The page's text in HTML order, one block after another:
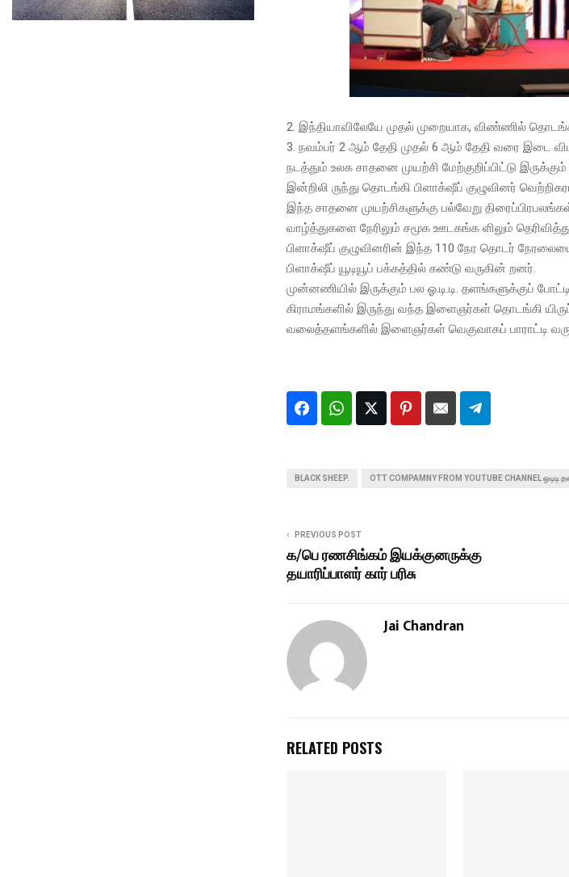
2. இந்தியாவிலேயே முதல் முறையாக, விண்ணில்
3. நவம்பர் 2 ஆம் தேதி முதல் 6 ஆம் தேதி வரை இடை
நடத்தும் உலக சாதனை முயற்சி மேற்குறிப்பிட்டு
இன்றிலி ருந்து தொடங்கி பிளாக்‌ஷீப் குழுவினர்
இந்த சாதனை முயற்சிகளுக்கு பல்வேறு
வாழ்த்துகளை நேரிலும் சமூக ஊடகங்க ளிலும்
பிளாக்‌ஷீப் குழுவினரின் இந்த 110 நேர தொடர்
பிளாக்‌ஷீப் யூடியூப் பக்கத்தில் கண்டு வருகின் றனர்.
முன்னணியில் இருக்கும் பல ஓ.டி.டி. தளங்களுக்குப்
கிராமங்களில் இருந்து வந்த இளைஞர்கள் தொடங்கி
வலைத்தளங்களில் இளைஞர்கள் வெகுவாகப் பாராட்டி
BLACK SHEEP. OTT COMPAMNY FROM YOUTUBE CHANNEL ஒடிடி
PREVIOUS POST
க/பெ ரணசிங்கம் இயக்குனருக்கு
தயாரிப்பாளர் கார் பரிசு
Jai Chandran
RELATED POSTS